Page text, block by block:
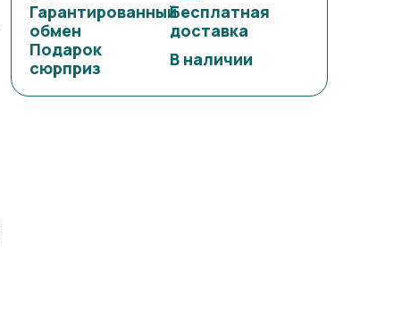
Гарантированный
обмен
Бесплатная
доставка
Подарок
сюрприз
В наличии